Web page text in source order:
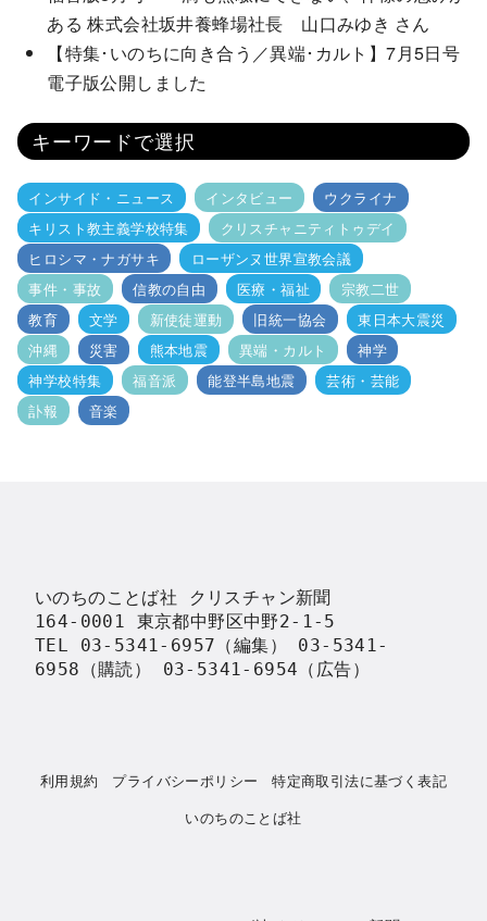
ある 株式会社坂井養蜂場社長 山口みゆき さん
【特集･いのちに向き合う／異端･カルト】7月5日号
電子版公開しました
キーワードで選択
インサイド・ニュース インタビュー
ウクライナ
キリスト教主義学校特集
クリスチャニティトゥデイ
ヒロシマ・ナガサキ
ローザンヌ世界宣教会議
事件・事故
信教の自由 医療・福祉
宗教二世
教育
文学 新使徒運動 旧統一協会
東日本大震災
沖縄
災害 熊本地震 異端・カルト
神学
神学校特集
福音派 能登半島地震
芸術・芸能
訃報
音楽
いのちのことば社 クリスチャン新聞
164-0001 東京都中野区中野2-1-5
TEL 03-5341-6957（編集） 03-5341-
6958（購読） 03-5341-6954（広告）
利用規約 プライバシーポリシー
特定商取引法に基づく表記
いのちのことば社